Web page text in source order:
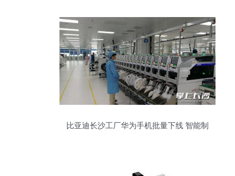
比亚迪长沙工厂华为手机批量下线 智能制